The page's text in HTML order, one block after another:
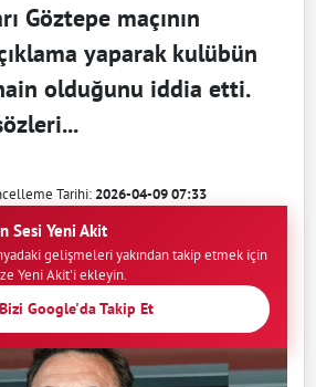
Göztepe maçının
yaparak kulübün
olduğunu iddia etti.
Tarihi:2026-04-09 07:33
Sesi Yeni Akit
gelişmeleri yakından takip etmek için
Yeni Akit'i ekleyin.
Google'da Takip Et